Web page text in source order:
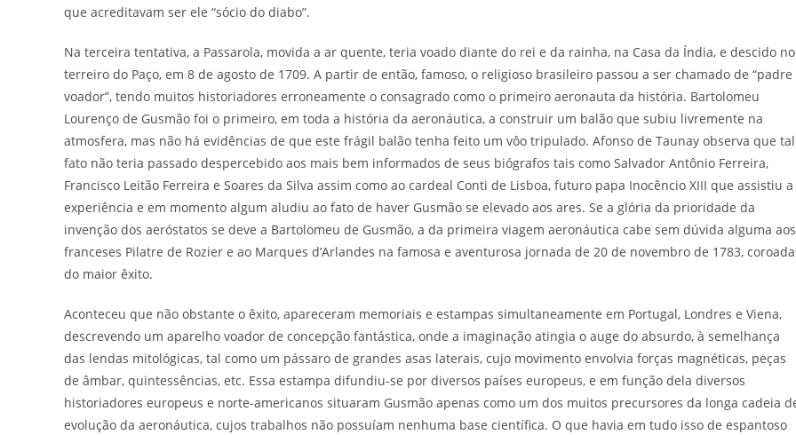
que acreditavam ser ele “sócio do diabo”.
Na terceira tentativa, a Passarola, movida a ar quente, teria voado diante do rei e da rainha, na Casa da Índia, e descido no
terreiro do Paço, em 8 de agosto de 1709. A partir de então, famoso, o religioso brasileiro passou a ser chamado de “padre
voador”, tendo muitos historiadores erroneamente o consagrado como o primeiro aeronauta da história. Bartolomeu
Lourenço de Gusmão foi o primeiro, em toda a história da aeronáutica, a construir um balão que subiu livremente na
atmosfera, mas não há evidências de que este frágil balão tenha feito um vôo tripulado. Afonso de Taunay observa que tal
fato não teria passado despercebido aos mais bem informados de seus biógrafos tais como Salvador Antônio Ferreira,
Francisco Leitão Ferreira e Soares da Silva assim como ao cardeal Conti de Lisboa, futuro papa Inocêncio XIII que assistiu a
experiência e em momento algum aludiu ao fato de haver Gusmão se elevado aos ares. Se a glória da prioridade da
invenção dos aeróstatos se deve a Bartolomeu de Gusmão, a da primeira viagem aeronáutica cabe sem dúvida alguma aos
franceses Pilatre de Rozier e ao Marques d’Arlandes na famosa e aventurosa jornada de 20 de novembro de 1783, coroada
do maior êxito.
Aconteceu que não obstante o êxito, apareceram memoriais e estampas simultaneamente em Portugal, Londres e Viena,
descrevendo um aparelho voador de concepção fantástica, onde a imaginação atingia o auge do absurdo, à semelhança
das lendas mitológicas, tal como um pássaro de grandes asas laterais, cujo movimento envolvia forças magnéticas, peças
de âmbar, quintessências, etc. Essa estampa difundiu-se por diversos países europeus, e em função dela diversos
historiadores europeus e norte-americanos situaram Gusmão apenas como um dos muitos precursores da longa cadeia
evolução da aeronáutica, cujos trabalhos não possuíam nenhuma base científica. O que havia em tudo isso de espantoso